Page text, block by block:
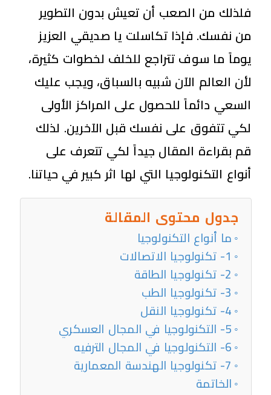
فلذلك من الصعب أن تعيش بدون التطوير
من نفسك. فإذا تكاسلت يا صديقي العزيز
يوماً ما سوف تتراجع للخلف لخطوات كثيرة،
لأن العالم الآن شبيه بالسباق، ويجب عليك
السعي دائماً للحصول على المراكز الأولى
لكي تتفوق على نفسك قبل الآخرين. لذلك
قم بقراءة المقال جيداً لكي تتعرف على
أنواع التكنولوجيا التي لها اثر كبير في حياتنا.
جدول محتوى المقالة
ما أنواع التكنولوجيا
1- تكنولوجيا الاتصالات
2- تكنولوجيا الطاقة
3- تكنولوجيا الطب
4- تكنولوجيا النقل
5- التكنولوجيا في المجال العسكري
6- التكنولوجيا في المجال الترفيه
7- تكنولوجيا الهندسة المعمارية
الخاتمة